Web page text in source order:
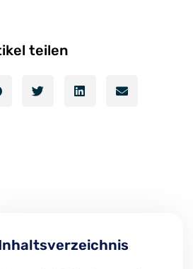
teilen